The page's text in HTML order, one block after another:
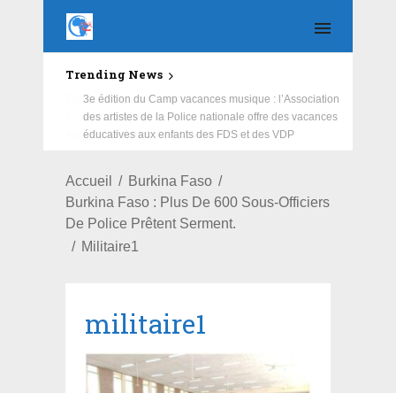
Trending News
Education : la fédération de la Russie rénove les
écoles primaire et collège du Camp Général
Aboubacar Sangoulé Lamizana
Accueil
Burkina Faso
Burkina Faso : Plus De 600 Sous-Officiers
De Police Prêtent Serment.
Militaire1
militaire1